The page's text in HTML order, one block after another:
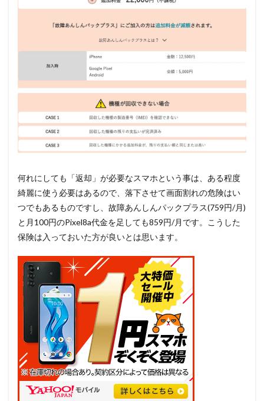
何れにしても「返却」が必要なスマホという事は、ある程度
綺麗に使う必要はあるので、落下させて画面割れの危険はい
つでもあるものですし、故障あんしんパックプラス(759円/月)
と月100円のPixel8a代金を足しても859円/月です。こうした
保険は入っておいた方が良いとは思います。